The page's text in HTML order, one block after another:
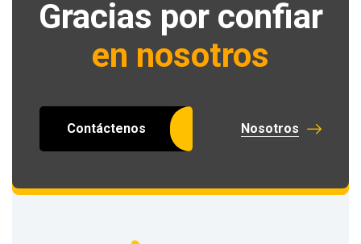
Gracias por confiar
en nosotros
Contáctenos Nosotros